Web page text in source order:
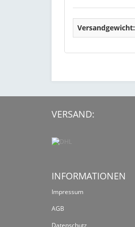
Versandgewicht:
VERSAND:
INFORMATIONEN
Impressum
AGB